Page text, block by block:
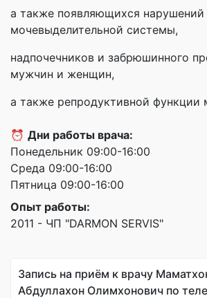
а также появляющихся нарушений
мочевыделительной системы,
надпочечников и забрюшинного
мужчин и женщин,
а также репродуктивной функции
⏰ Дни работы врача:
Понедельник 09:00-16:00
Среда 09:00-16:00
Пятница 09:00-16:00
Опыт работы:
2011 - ЧП "DARMON SERVIS"
Запись на приём к врачу
Абдуллахон Олимхонович по